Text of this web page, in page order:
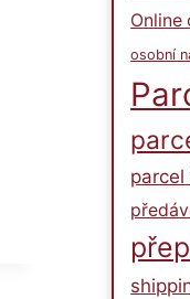
Online
osobní
parcel